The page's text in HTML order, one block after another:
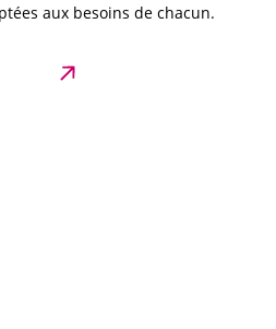
aux besoins de chacun.